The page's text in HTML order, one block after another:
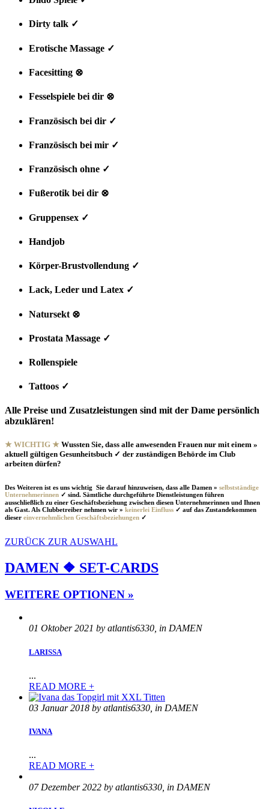
Dirty talk ✓
Erotische Massage ✓
Facesitting ⊗
Fesselspiele bei dir ⊗
Französisch bei dir ✓
Französisch bei mir ✓
Französisch ohne ✓
Fußerotik bei dir ⊗
Gruppensex ✓
Handjob
Körper-Brustvollendung ✓
Lack, Leder und Latex ✓
Natursekt ⊗
Prostata Massage ✓
Rollenspiele
Tattoos ✓
Alle Preise und Zusatzleistungen sind mit der Dame persönlich
abzuklären!
★ WICHTIG ★ Wussten Sie, dass alle anwesenden Frauen nur mit einem »
aktuell gültigen Gesunheitsbuch ✓ der zuständigen Behörde im Club
arbeiten dürfen?
Des Weiteren ist es uns wichtig Sie darauf hinzuweisen, dass alle Damen » selbstständige
Unternehmerinnen ✓ sind. Sämtliche durchgeführte Dienstleistungen führen
ausschließlich zu einer Geschäftsbeziehung zwischen diesen Unternehmerinnen und Ihnen
als Gast. Als Clubbetreiber nehmen wir » keinerlei Einfluss ✓ auf das Zustandekommen
dieser einvernehmlichen Geschäftsbeziehungen ✓
ZURÜCK ZUR AUSWAHL
DAMEN ❖ SET-CARDS
WEITERE OPTIONEN »
01 Oktober 2021 by atlantis6330, in DAMEN
LARISSA
...
READ MORE +
03 Januar 2018 by atlantis6330, in DAMEN
IVANA
...
READ MORE +
07 Dezember 2022 by atlantis6330, in DAMEN